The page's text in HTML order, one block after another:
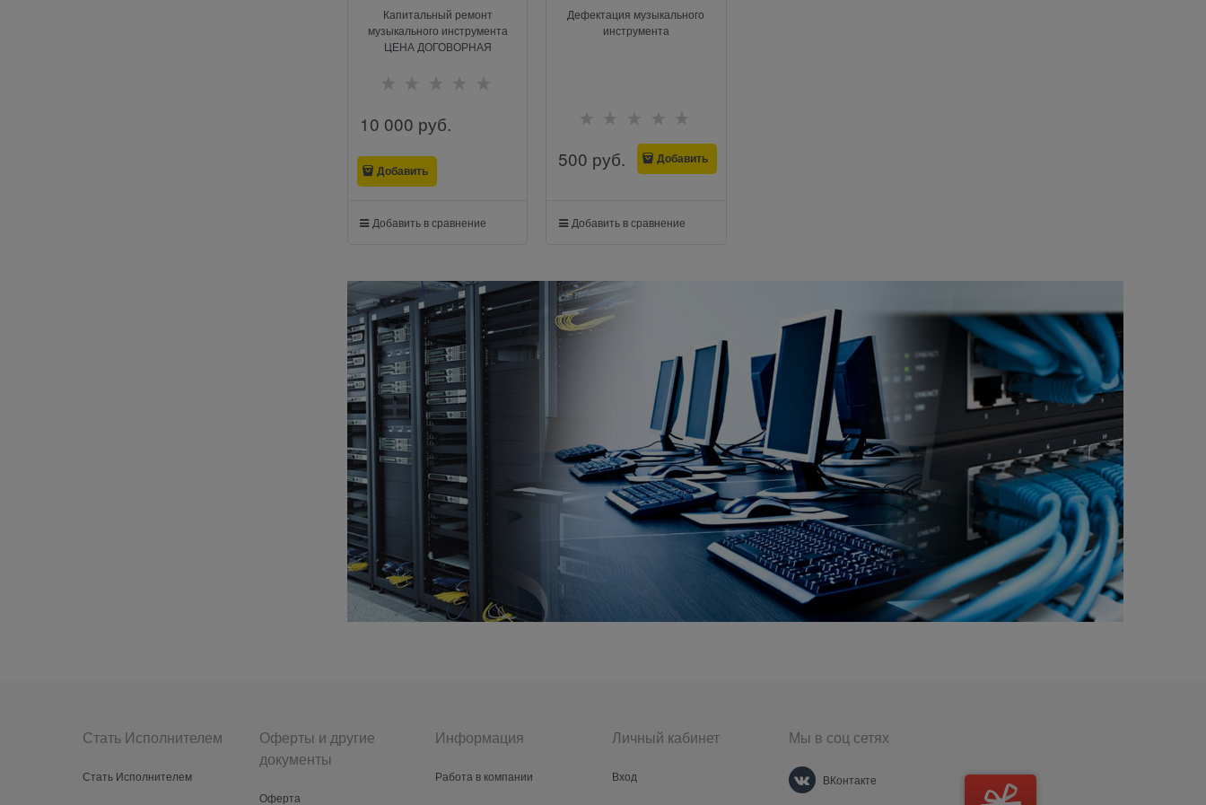
Капитальный ремонт
музыкального инструмента
ЦЕНА ДОГОВОРНАЯ
10 000 руб.
Добавить
Добавить в сравнение
Дефектация музыкального
инструмента
500 руб. Добавить
Добавить в сравнение
Стать Исполнителем
Стать Исполнителем
Оферты и другие
документы
Оферта
Информация
Работа в компании
Личный кабинет
Вход
Мы в соц сетях
ВКонтакте